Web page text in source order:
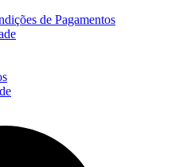
de Pagamentos